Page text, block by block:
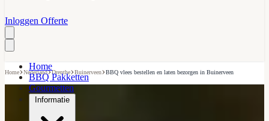
Inloggen Offerte
Home
BBQ Pakketten
Gourmetten
Informatie
Home›Nederland›Drenthe›Buinerveen›BBQ vlees bestellen en laten bezorgen in Buinerveen